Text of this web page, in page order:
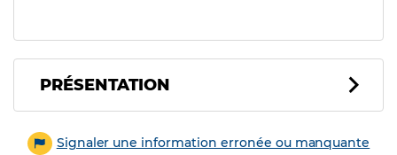
PRÉSENTATION
Signaler une information erronée ou manquante